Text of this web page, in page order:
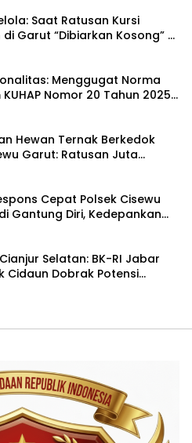
Saat Ratusan Kursi
Garut “Dibiarkan Kosong” di
Guru Kompeten
Menggugat Norma
Nomor 20 Tahun 2025
Bermartabat
Hewan Ternak Berkedok
Garut: Ratusan Juta
Desak Polda Jabar Turun
Cepat Polsek Cisewu
Gantung Diri, Kedepankan
dan Hukum Demi Jaga
Selatan: BK-RI Jabar
Cidaun Dobrak Potensi